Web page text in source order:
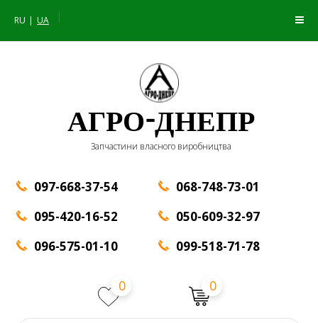
RU UA |
АГРО-ДНЕПР
Запчастини власного виробництва
097-668-37-54
095-420-16-52
096-575-01-10
068-748-73-01
050-609-32-97
099-518-71-78
0 0